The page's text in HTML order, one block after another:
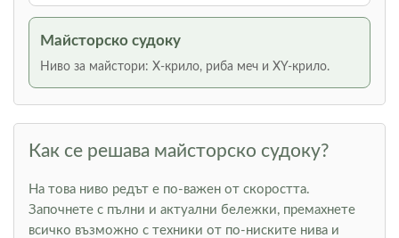
Майсторско судоку
Ниво за майстори: Х-крило, риба меч и XY-крило.
Как се решава майсторско судоку?
На това ниво редът е по-важен от скоростта.
Започнете с пълни и актуални бележки, премахнете
всичко възможно с техники от по-ниските нива и